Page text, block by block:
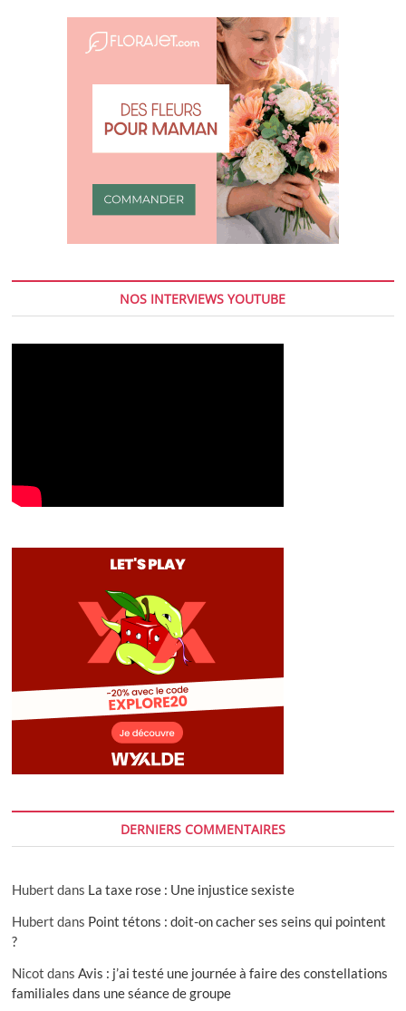
NOS INTERVIEWS YOUTUBE
DERNIERS COMMENTAIRES
Hubert dans La taxe rose : Une injustice sexiste
Hubert dans Point tétons : doit-on cacher ses seins qui pointent
?
Nicot dansAvis : j’ai testé une journée à faire des constellations
familiales dans une séance de groupe